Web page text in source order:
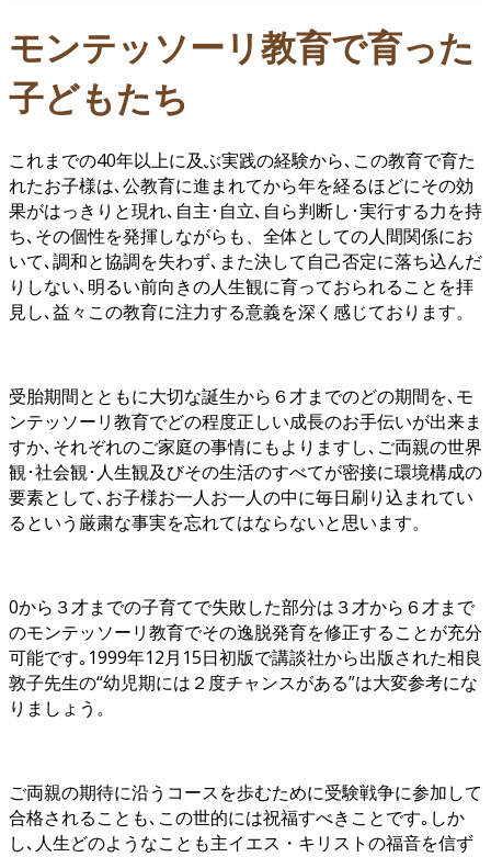
モンテッソーリ教育で育った
子どもたち
これまでの40年以上に及ぶ実践の経験から､この教育で育た
れたお子様は､公教育に進まれてから年を経るほどにその効
果がはっきりと現れ､自主･自立､自ら判断し･実行する力を持
ち､その個性を発揮しながらも、全体としての人間関係にお
いて､調和と協調を失わず､また決して自己否定に落ち込んだ
りしない､明るい前向きの人生観に育っておられることを拝
見し､益々この教育に注力する意義を深く感じております。
受胎期間とともに大切な誕生から６才までのどの期間を､モ
ンテッソーリ教育でどの程度正しい成長のお手伝いが出来ま
すか､それぞれのご家庭の事情にもよりますし､ご両親の世界
観･社会観･人生観及びその生活のすべてが密接に環境構成の
要素として､お子様お一人お一人の中に毎日刷り込まれてい
るという厳粛な事実を忘れてはならないと思います。
0から３才までの子育てで失敗した部分は３才から６才まで
のモンテッソーリ教育でその逸脱発育を修正することが充分
可能です｡1999年12月15日初版で講談社から出版された相良
敦子先生の“幼児期には２度チャンスがある”は大変参考にな
りましょう。
ご両親の期待に沿うコースを歩むために受験戦争に参加して
合格されることも､この世的には祝福すべきことです｡しか
し､人生どのようなことも主イエス・キリストの福音を信ず